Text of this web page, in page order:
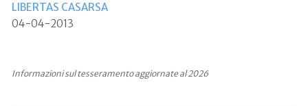
LIBERTAS CASARSA
04-04-2013
Informazioni sul tesseramento aggiornate al 2026